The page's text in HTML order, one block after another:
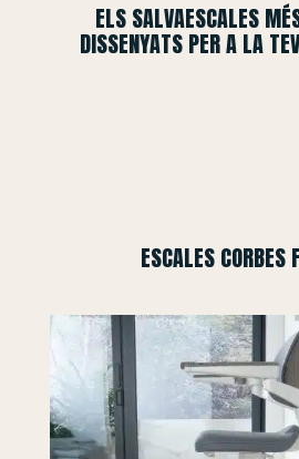
ELS SALVAESCALES
DISSENYATS PER A LA
ESCALES CORBES